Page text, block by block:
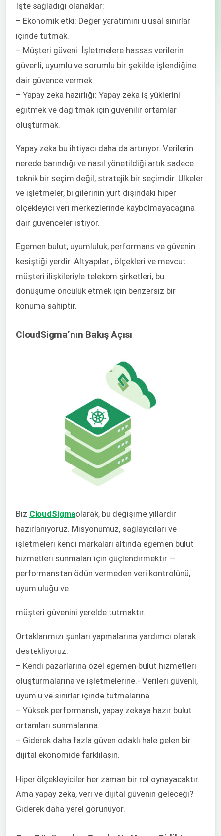
İşte sağladığı olanaklar:
– Ekonomik etki: Değer yaratımını ulusal sınırlar
içinde tutmak.
– Müşteri güveni: İşletmelere hassas verilerin
güvenli, uyumlu ve sorumlu bir şekilde işlendiğine
dair güvence vermek.
– Yapay zeka hazırlığı: Yapay zeka iş yüklerini
eğitmek ve dağıtmak için güvenilir ortamlar
oluşturmak.
Yapay zeka bu ihtiyacı daha da artırıyor. Verilerin
nerede barındığı ve nasıl yönetildiği artık sadece
teknik bir seçim değil, stratejik bir seçimdir. Ülkeler
ve işletmeler, bilgilerinin yurt dışındaki hiper
ölçekleyici veri merkezlerinde kaybolmayacağına
dair güvenceler istiyor.
Egemen bulut; uyumluluk, performans ve güvenin
kesiştiği yerdir. Altyapıları, ölçekleri ve mevcut
müşteri ilişkileriyle telekom şirketleri, bu
dönüşüme öncülük etmek için benzersiz bir
konuma sahiptir.
CloudSigma’nın Bakış Açısı
Biz CloudSigmaolarak, bu değişime yıllardır
hazırlanıyoruz. Misyonumuz, sağlayıcıları ve
işletmeleri kendi markaları altında egemen bulut
hizmetleri sunmaları için güçlendirmektir —
performanstan ödün vermeden veri kontrolünü,
uyumluluğu ve
müşteri güvenini yerelde tutmaktır.
Ortaklarımızı şunları yapmalarına yardımcı olarak
destekliyoruz:
– Kendi pazarlarına özel egemen bulut hizmetleri
oluşturmalarına ve işletmelerine.- Verileri güvenli,
uyumlu ve sınırlar içinde tutmalarına.
– Yüksek performanslı, yapay zekaya hazır bulut
ortamları sunmalarına.
– Giderek daha fazla güven odaklı hale gelen bir
dijital ekonomide farklılaşın.
Hiper ölçekleyiciler her zaman bir rol oynayacaktır.
Ama yapay zeka, veri ve dijital güvenin geleceği?
Giderek daha yerel görünüyor.